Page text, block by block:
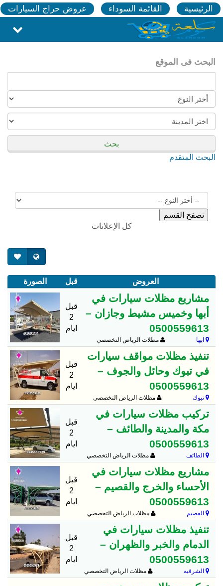
الرئيسية القائمة السوداء عروض حراج السيارات
البحث فى الموقع
بحث
البحث المتقدم
تصفح القسم
كل الإعلانات
العروض قبل الصورة
مشاريع مظلات سيارات في
أبها وخميس مشيط وجازان –
0500559613
ابها مظلات الرياض التخصصي
قبل
2
ايام
تنفيذ مظلات مواقف سيارات
في تبوك وحائل والجوف –
0500559613
تبوك مظلات الرياض التخصصي
قبل
2
ايام
تركيب مظلات سيارات في
مكة والمدينة والطائف –
0500559613
الطائف مظلات الرياض التخصصي
قبل
2
ايام
مشاريع مظلات سيارات في
الأحساء والخرج والقصيم –
0500559613
القصيم مظلات الرياض التخصصي
قبل
2
ايام
تنفيذ مظلات سيارات في
الدمام والخبر والظهران –
0500559613
الشرقيه مظلات الرياض التخصصي
قبل
2
ايام